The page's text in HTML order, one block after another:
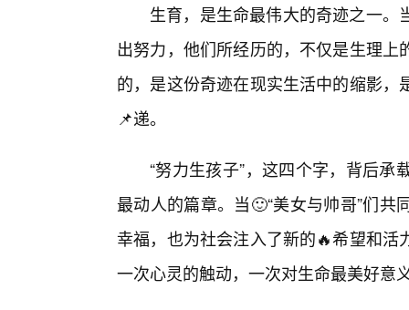
生育，是生命最伟大的奇迹之一
出努力，他们所经历的，不仅是生理
的，是这份奇迹在现实生活中的缩影
📌递。
“努力生孩子”，这四个字，背后
最动人的篇章。当🙂“美女与帅哥”们
幸福，也为社会注入了新的🔥希望和
一次心灵的触动，一次对生命最美好意